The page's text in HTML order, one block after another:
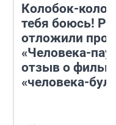
Колобок-
тебя боюсь!
отложили
«Человека-
отзыв о
«человека-